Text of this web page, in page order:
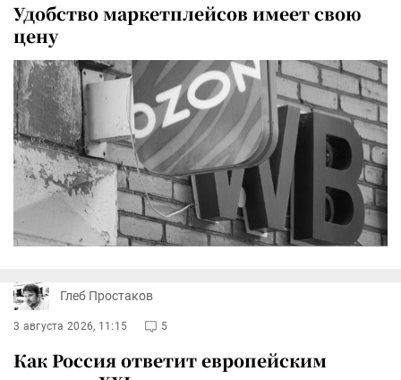
Удобство маркетплейсов имеет свою
цену
Глеб Простаков
3 августа 2026, 11:15 5
Как Россия ответит европейским